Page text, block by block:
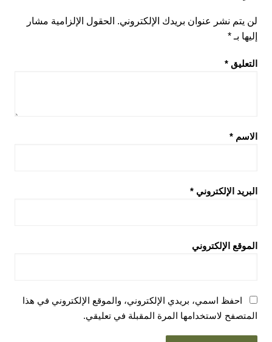
لن يتم نشر عنوان بريدك الإلكتروني. الحقول الإلزامية مشار
إليها بـ *
التعليق *
الاسم *
البريد الإلكتروني *
الموقع الإلكتروني
احفظ اسمي، بريدي الإلكتروني، والموقع الإلكتروني في هذا
المتصفح لاستخدامها المرة المقبلة في تعليقي.